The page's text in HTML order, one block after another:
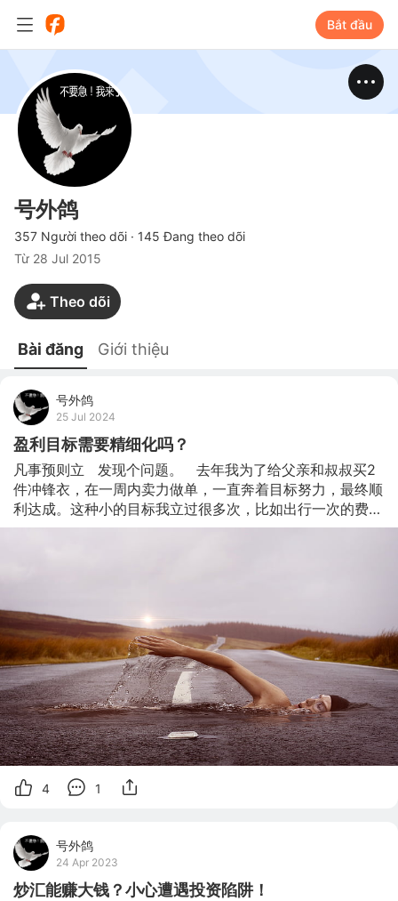
Bắt đầu
号外鸽
357 Người theo dõi · 145 Đang theo dõi
Từ 28 Jul 2015
Theo dõi
Bài đăng Giới thiệu
号外鸽
25 Jul 2024
盈利目标需要精细化吗？
凡事预则立   发现个问题。   去年我为了给父亲和叔叔买2
件冲锋衣，在一周内卖力做单，一直奔着目标努力，最终顺
利达成。这种小的目标我立过很多次，比如出行一次的费
用，比如去吃个自助餐的费用。因为这些目标都很小，很容
困难估计不足，对回测结果过于自信，过程容易出现不顺利
的情况，很快就放弃了原计划，然后周末又改进下，订立另
一个计划，如此无效地循环。   比如今年，我
4 1
号外鸽
24 Apr 2023
炒汇能赚大钱？小心遭遇投资陷阱！